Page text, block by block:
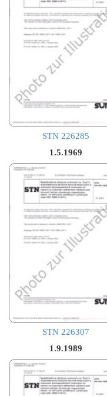
STN 226285
1.5.1969
STN 226307
1.9.1989